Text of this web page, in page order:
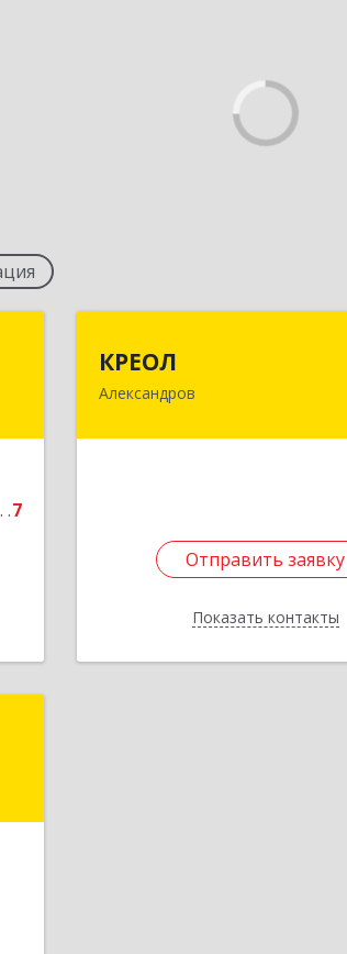
7
КРЕОЛ
Александров
Отправить заявку
Показать контакты
Отправить заявку